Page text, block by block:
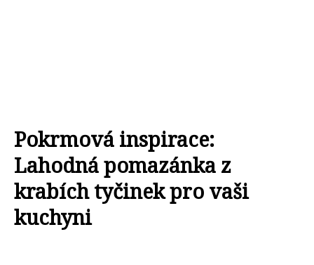
Pokrmová inspirace:
Lahodná pomazánka z
krabích tyčinek pro vaši
kuchyni